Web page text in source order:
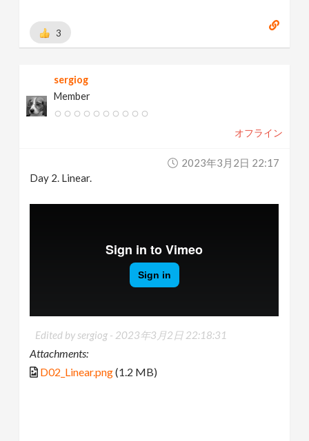
3
sergiog
Member
オフライン
2023年3月2日 22:17
Day 2. Linear.
Edited by sergiog - 2023年3月2日 22:18:31
Attachments:
D02_Linear.png(1.2 MB)